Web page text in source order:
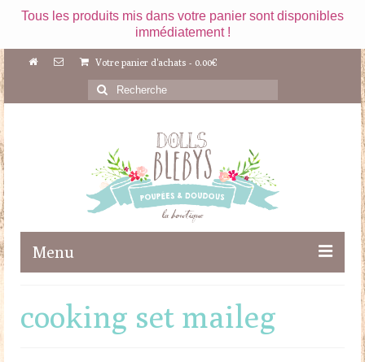
Tous les produits mis dans votre panier sont disponibles
immédiatement !
Votre panier d'achats - 0.00€
Rechercher
:
Menu
Maileg
cooking set maileg